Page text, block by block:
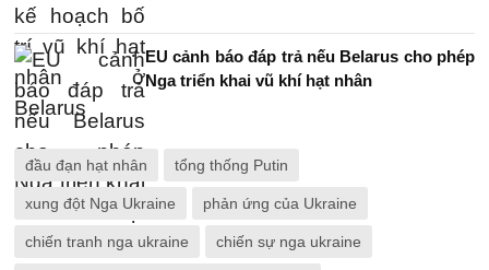
EU cảnh báo đáp trả nếu Belarus cho phép
Nga triển khai vũ khí hạt nhân
đầu đạn hạt nhân tổng thống Putin
xung đột Nga Ukraine phản ứng của Ukraine
chiến tranh nga ukraine chiến sự nga ukraine